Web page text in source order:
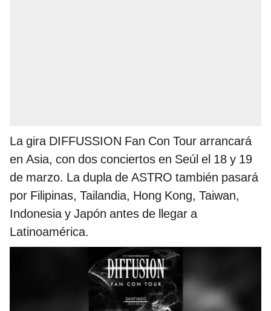
La gira DIFFUSSION Fan Con Tour arrancará
en Asia, con dos conciertos en Seúl el 18 y 19
de marzo. La dupla de ASTRO también pasará
por Filipinas, Tailandia, Hong Kong, Taiwan,
Indonesia y Japón antes de llegar a
Latinoamérica.